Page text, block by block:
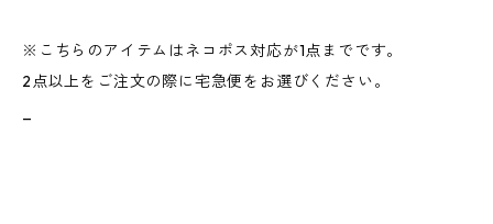
※こちらのアイテムはネコポス対応が1点までです。
2点以上をご注文の際に宅急便をお選びください。